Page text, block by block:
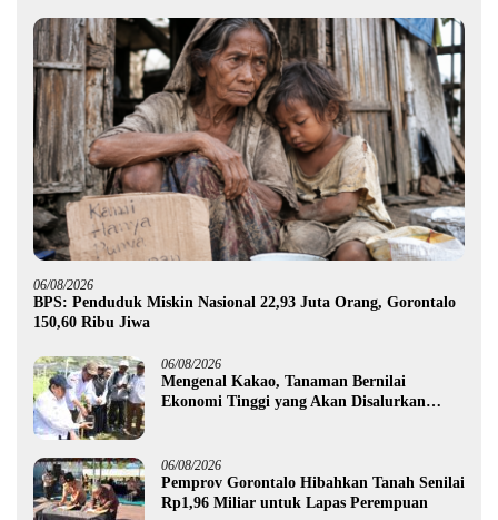
06/08/2026
BPS: Penduduk Miskin Nasional 22,93 Juta Orang, Gorontalo
150,60 Ribu Jiwa
06/08/2026
Mengenal Kakao, Tanaman Bernilai
Ekonomi Tinggi yang Akan Disalurkan
06/08/2026
Pemprov Gorontalo Hibahkan Tanah Senilai
Rp1,96 Miliar untuk Lapas Perempuan